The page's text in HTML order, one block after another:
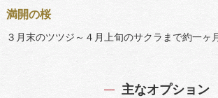
満開の桜
３月末のツツジ～４月上旬のサクラまで約一ヶ
主なオプション